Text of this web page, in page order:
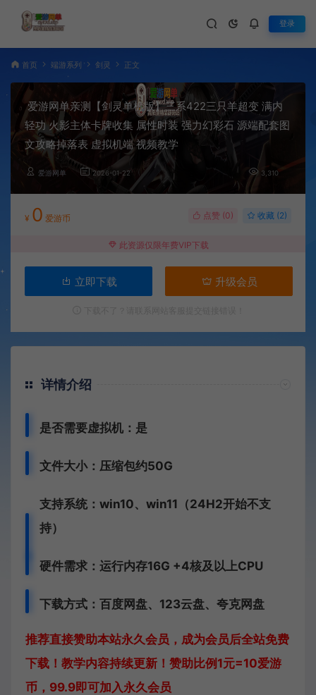
登录
首页 端游系列 剑灵 正文
爱游网单亲测【剑灵单机版】三系422三只羊超变 满内
轻功 火影主体卡牌收集 属性时装 强力幻彩石 源端配套图
文攻略掉落表 虚拟机端 视频教学
爱游网单 2026-01-22 3,310
¥ 0 爱游币 点赞 (0) 收藏 (2)
此资源仅限年费VIP下载
立即下载 升级会员
详情介绍
是否需要虚拟机：是
文件大小：压缩包约50G
支持系统：win10、win11 （24H2开始不支
持）
硬件需求：运行内存16G +4核及以上CPU
下载方式： 百度网盘、 123云盘、夸克网盘
推荐直接赞助本站永久会员，成为会员后全站免费
下载！教学内容持续更新！赞助比例1元=10爱游
币，99.9即可加入永久会员